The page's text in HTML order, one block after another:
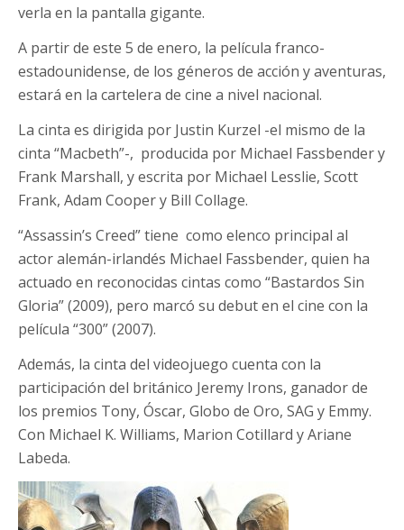
verla en la pantalla gigante.
A partir de este 5 de enero, la película franco-
estadounidense, de los géneros de acción y aventuras,
estará en la cartelera de cine a nivel nacional.
La cinta es dirigida por Justin Kurzel -el mismo de la
cinta “Macbeth”-, producida por Michael Fassbender y
Frank Marshall, y escrita por Michael Lesslie, Scott
Frank, Adam Cooper y Bill Collage.
“Assassin’s Creed” tiene como elenco principal al
actor alemán-irlandés Michael Fassbender, quien ha
actuado en reconocidas cintas como “Bastardos Sin
Gloria” (2009), pero marcó su debut en el cine con la
película “300” (2007).
Además, la cinta del videojuego cuenta con la
participación del británico Jeremy Irons, ganador de
los premios Tony, Óscar, Globo de Oro, SAG y Emmy.
Con Michael K. Williams, Marion Cotillard y Ariane
Labeda.